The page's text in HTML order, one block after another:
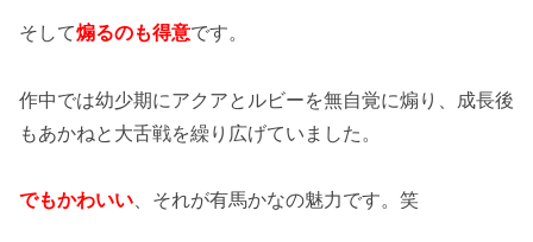
そして煽るのも得意です。
作中では幼少期にアクアとルビーを無自覚に煽り、成長後
もあかねと大舌戦を繰り広げていました。
でもかわいい、それが有馬かなの魅力です。笑